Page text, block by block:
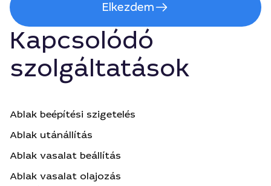
Elkezdem
Kapcsolódó
szolgáltatások
Ablak beépítési szigetelés
Ablak utánállítás
Ablak vasalat beállítás
Ablak vasalat olajozás